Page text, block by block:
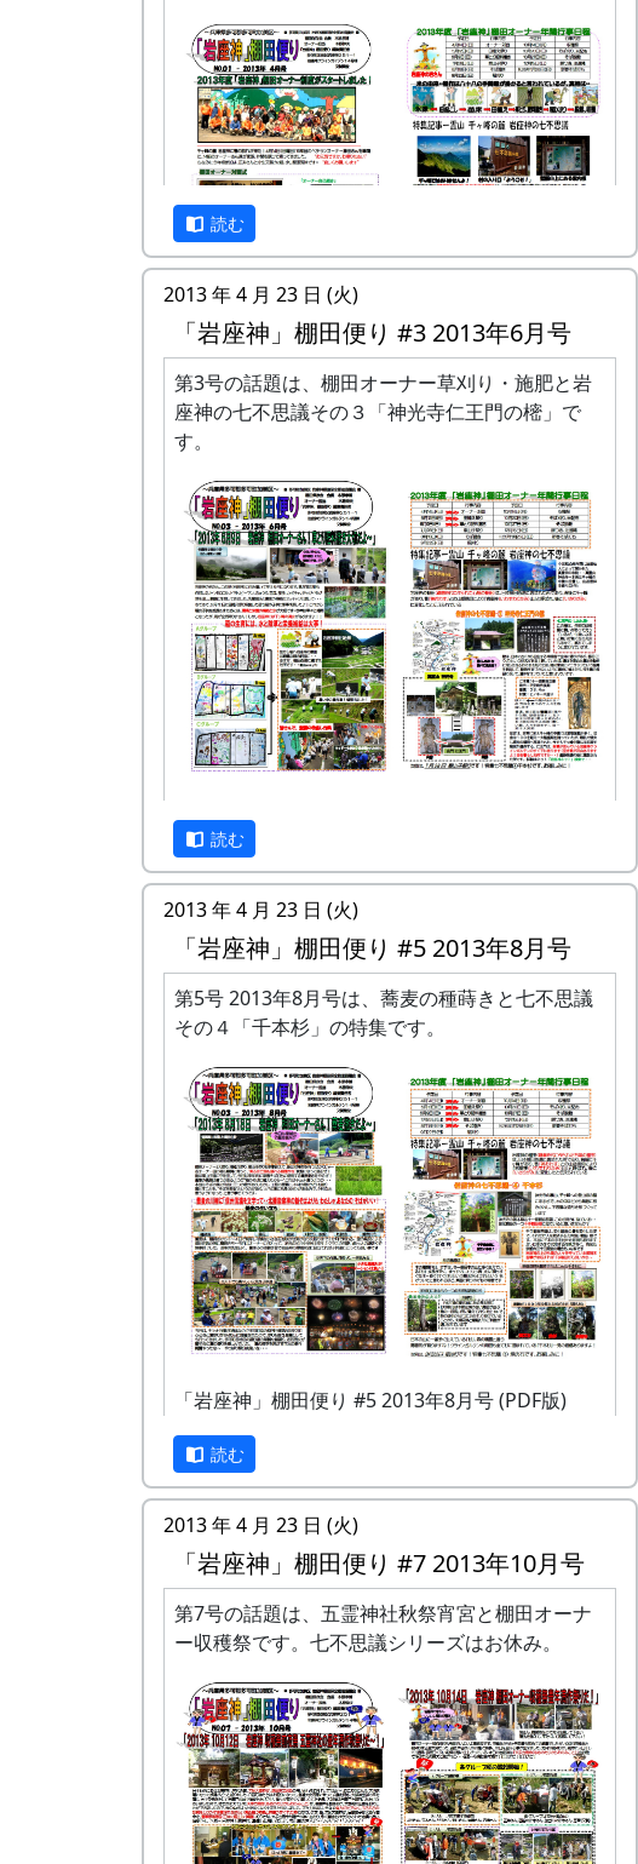
神光寺の仁王門前にあるシキ。
午前中は枝葉に勢いがあって光っているが、午後
になると急に勢いがなくなり、光沢もあせてしま
うと言われている。
其の参 唐滝
旱魃のとき、この滝でウナギを獲ると、必ず雨が
降ると伝えられる。
また、この滝には大蛇が棲み、一人で足を踏み入
れた者は誰一人として無事に帰れないという。
其の四 千本杉
神光寺の上の山中にある杉。幹の中ほどから無数
に枝分かれした不思議な姿の杉の木。
昭和47年3月24日に、兵庫県の天然記念物に指定
されている。
配があった。
お宮さんの境内は、棚田オーナー行事でもよく使
う場所なので、安全のために、少し前に専門家に
依頼して、危険性が大きい大枝を伐り落して貰っ
たのである。費用は50万円だったそうだ。
この他、車止めのチェーンを設置したりした。
午後、いくつかの班に分れて、木造の橋にクレオ
ソートを塗ったり、欄干のペンキを塗り替えたり
する。
我が班は、岩座神の入口に立っている歓迎大看板
の塗り替えである。
は、文字以外は、茶色の木工用ペイントである。
看板の文字の部分は水性のアクリル・ペイント。
「棚田と」はミント・グリーンの純色。
「七不思議の里」はレッドとイエローとグリーン
を適当に混ぜた色である。数人ですったもんだの
はレッドの純色を推奨したのだが、通らなかっ
た。
「岩座神」は、写真では白に見えるが、クリーム
の純色である。
「岩座神」棚田便り #1 2013年4月号 (PDF版)
読む
2013 年 4 月 23 日 (火)
「岩座神」棚田便り #3 2013年6月号
第3号の話題は、棚田オーナー草刈り・施肥と岩
座神の七不思議その３「神光寺仁王門の樒」で
す。
「岩座神」棚田便り #3 2013年6月号 (PDF版)
読む
2013 年 4 月 23 日 (火)
「岩座神」棚田便り #5 2013年8月号
第5号 2013年8月号は、蕎麦の種蒔きと七不思議
その４「千本杉」の特集です。
「岩座神」棚田便り #5 2013年8月号 (PDF版)
読む
2013 年 4 月 23 日 (火)
「岩座神」棚田便り #7 2013年10月号
第7号の話題は、五霊神社秋祭宵宮と棚田オーナ
ー収穫祭です。七不思議シリーズはお休み。